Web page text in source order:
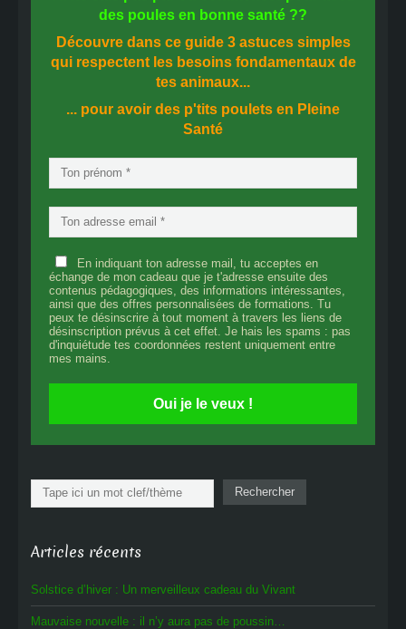
des poules en bonne santé ??
Découvre dans ce guide 3 astuces simples
qui respectent les besoins fondamentaux de
tes animaux...
... pour avoir des p'tits poulets en Pleine
Santé
En indiquant ton adresse mail, tu acceptes en
échange de mon cadeau que je t'adresse ensuite des
contenus pédagogiques, des informations intéressantes,
ainsi que des offres personnalisées de formations. Tu
peux te désinscrire à tout moment à travers les liens de
désinscription prévus à cet effet. Je hais les spams : pas
d'inquiétude tes coordonnées restent uniquement entre
mes mains.
Oui je le veux !
Rechercher Rechercher
Articles récents
Solstice d’hiver : Un merveilleux cadeau du Vivant
Mauvaise nouvelle : il n’y aura pas de poussin…